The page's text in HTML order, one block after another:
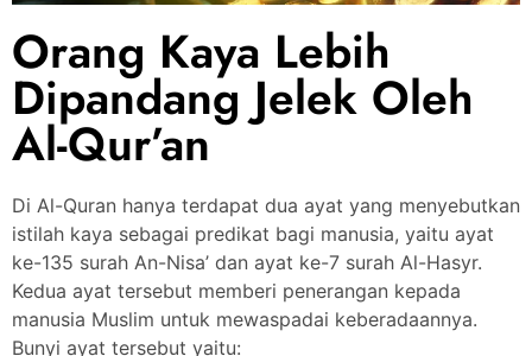
Orang Kaya Lebih
Dipandang Jelek Oleh
Al-Qur’an
Di Al-Quran hanya terdapat dua ayat yang menyebutkan
istilah kaya sebagai predikat bagi manusia, yaitu ayat
ke-135 surah An-Nisa’ dan ayat ke-7 surah Al-Hasyr.
Kedua ayat tersebut memberi penerangan kepada
manusia Muslim untuk mewaspadai keberadaannya.
Bunyi ayat tersebut yaitu: